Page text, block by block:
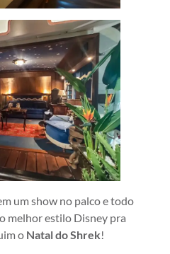
um show no palco e todo
melhor estilo Disney pra
o Natal do Shrek!